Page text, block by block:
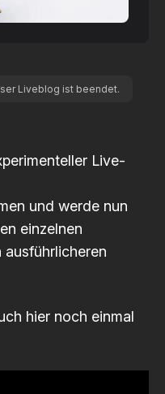
Liveblog ist beendet.
Live-
und werde nun
einzelnen
ausführlicheren
hier noch einmal